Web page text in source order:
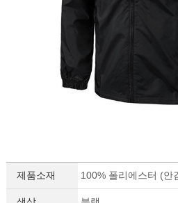
제품소재 100% 폴리에스터 (안